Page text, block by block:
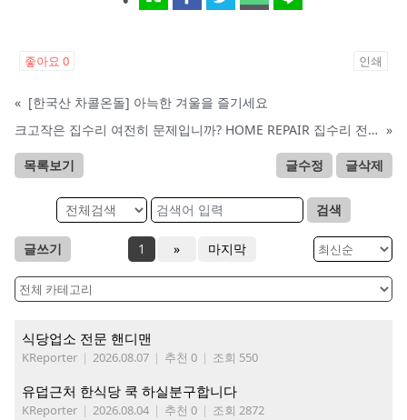
좋아요 0 인쇄
« [한국산 차콜온돌] 아늑한 겨울을 즐기세요
크고작은 집수리 여전히 문제입니까? HOME REPAIR 집수리 전문 »
목록보기 글수정 글삭제
검색
글쓰기 1 » 마지막
식당업소 전문 핸디맨
KReporter | 2026.08.07 | 추천 0 | 조회 550
유덥근처 한식당 쿡 하실분구합니다
KReporter | 2026.08.04 | 추천 0 | 조회 2872